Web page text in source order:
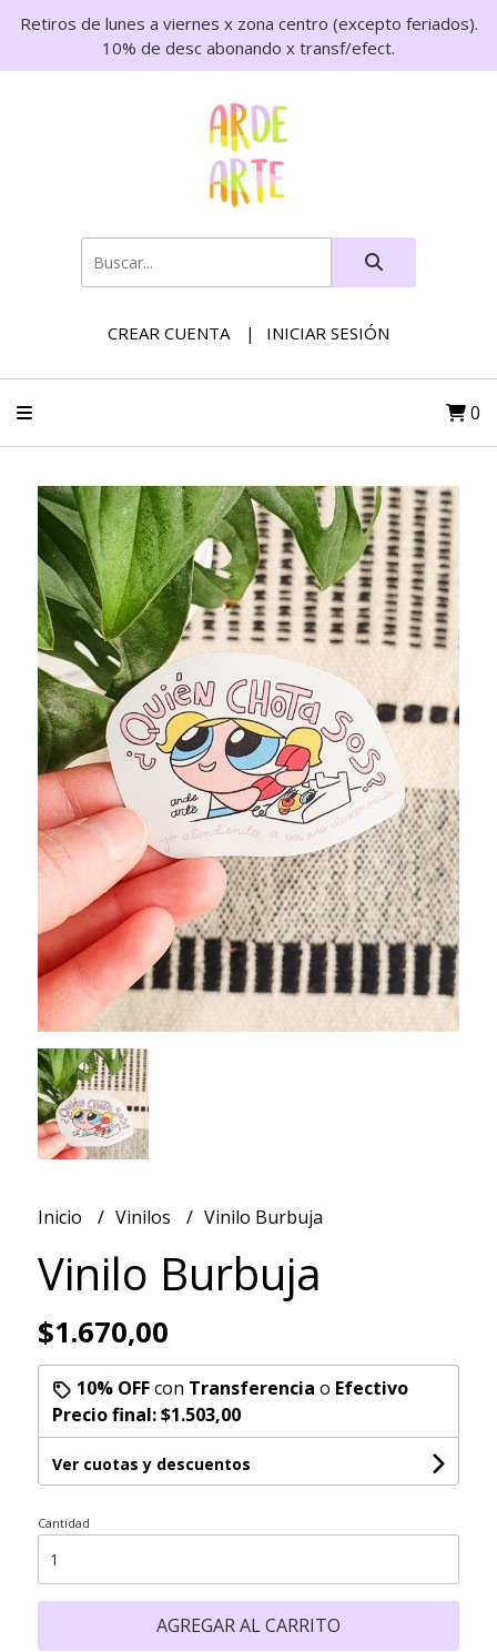
Retiros de lunes a viernes x zona centro (excepto feriados).
10% de desc abonando x transf/efect.
CREAR CUENTA INICIAR SESIÓN
0
Inicio Vinilos Vinilo Burbuja
Vinilo Burbuja
$1.670,00
10% OFFcon Transferencia o Efectivo
Precio final:$1.503,00
Ver cuotas y descuentos
Cantidad
AGREGAR AL CARRITO